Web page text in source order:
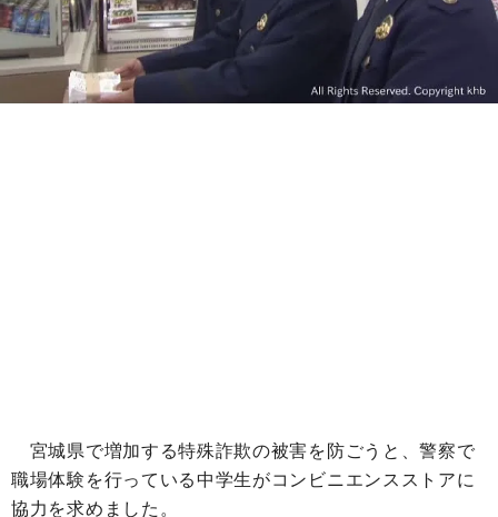
宮城県で増加する特殊詐欺の被害を防ごうと、警察で
職場体験を行っている中学生がコンビニエンスストアに
協力を求めました。